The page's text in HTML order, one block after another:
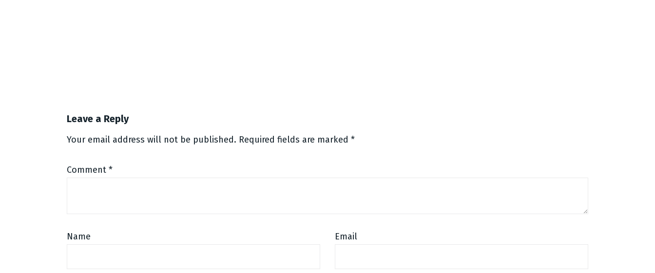
Leave a Reply
Your email address will not be published. Required fields are marked *
Comment *
Name Email